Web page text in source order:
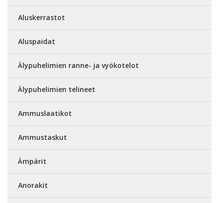
Aluskerrastot
Aluspaidat
Älypuhelimien ranne- ja vyökotelot
Älypuhelimien telineet
Ammuslaatikot
Ammustaskut
Ämpärit
Anorakit